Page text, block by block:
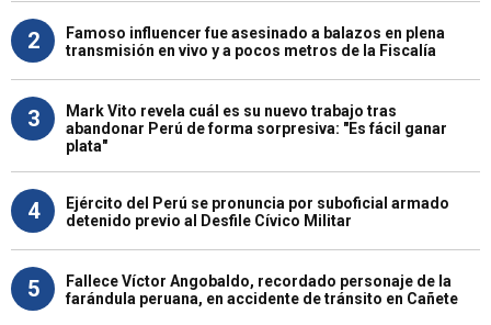
2
Famoso influencer fue asesinado a balazos en plena
transmisión en vivo y a pocos metros de la Fiscalía
3
Mark Vito revela cuál es su nuevo trabajo tras
abandonar Perú de forma sorpresiva: "Es fácil ganar
plata"
4
Ejército del Perú se pronuncia por suboficial armado
detenido previo al Desfile Cívico Militar
5
Fallece Víctor Angobaldo, recordado personaje de la
farándula peruana, en accidente de tránsito en Cañete